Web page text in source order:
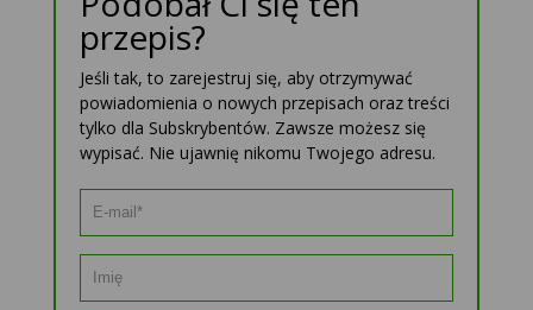
przepis?
Jeśli tak, to zarejestruj się, aby otrzymywać
powiadomienia o nowych przepisach oraz treści
tylko dla Subskrybentów. Zawsze możesz się
wypisać. Nie ujawnię nikomu Twojego adresu.